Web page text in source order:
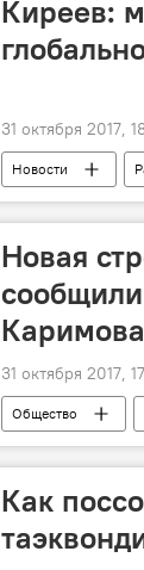
Киреев:
31 октября 2017,
Новости
уровень
Новая
Каримова
31 октября 2017,
Общество
сын
Как